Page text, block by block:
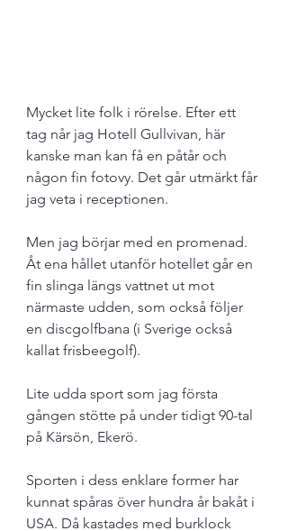
Mycket lite folk i rörelse. Efter ett
tag når jag Hotell Gullvivan, här
kanske man kan få en påtår och
någon fin fotovy. Det går utmärkt får
jag veta i receptionen.
Men jag börjar med en promenad.
Åt ena hållet utanför hotellet går en
fin slinga längs vattnet ut mot
närmaste udden, som också följer
en discgolfbana (i Sverige också
kallat frisbeegolf).
Lite udda sport som jag första
gången stötte på under tidigt 90-tal
på Kärsön, Ekerö.
Sporten i dess enklare former har
kunnat spåras över hundra år bakåt i
USA. Då kastades med burklock